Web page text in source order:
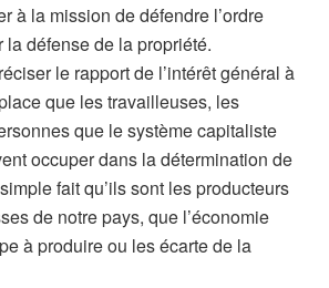
à la mission de défendre l’ordre
défense de la propriété.
le rapport de l’intérêt général à
que les travailleuses, les
que le système capitaliste
occuper dans la détermination de
fait qu’ils sont les producteurs
de notre pays, que l’économie
à produire ou les écarte de la